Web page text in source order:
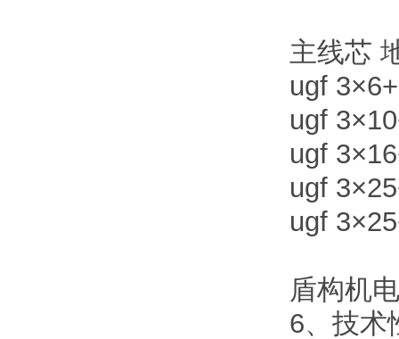
主线芯
ugf
ugf
ugf
ugf
ugf
盾构机
6、技术